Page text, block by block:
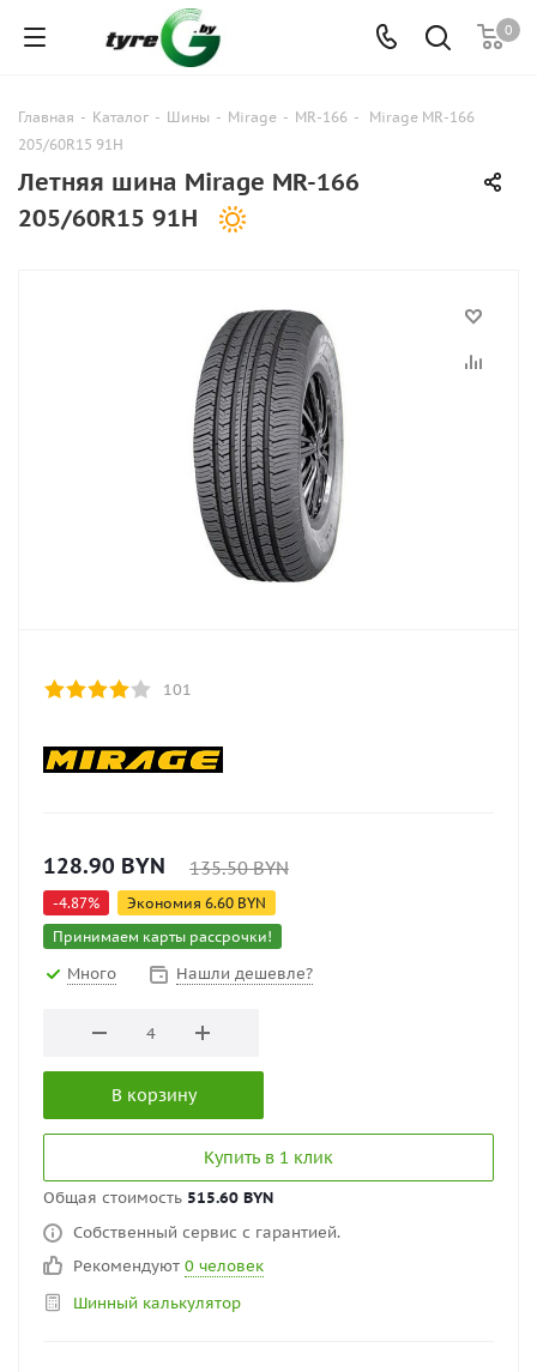
0
Главная - Каталог - Шины - Mirage - MR-166 -
Mirage MR-166
205/60R15 91H
Летняя шина Mirage MR-166
205/60R15 91H
101
128.90 BYN 135.50BYN
-4.87% Экономия 6.60 BYN
Принимаем карты рассрочки!
Много Нашли дешевле?
В корзину
Купить в 1 клик
Общая стоимость 515.60 BYN
Собственный сервис с гарантией.
Рекомендуют 0 человек
Шинный калькулятор